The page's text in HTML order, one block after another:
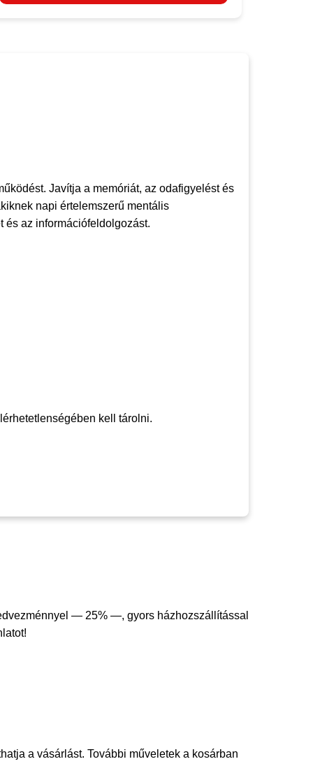
Javítja a memóriát, az odafigyelést és
napi értelemszerű mentális
és az információfeldolgozást.
kell tárolni.
— 25% —, gyors házhozszállítással
a vásárlást. További műveletek a kosárban